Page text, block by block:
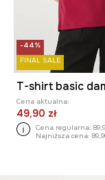
-44%
FINAL SALE
Cena aktualna:
49,90 zł
Cena regularna:
Najniższa cena: